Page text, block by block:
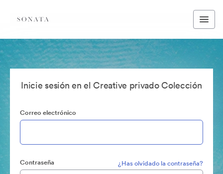
Inicie sesión en el Creative privado Colección
Correo electrónico
Contraseña ¿Has olvidado la contraseña?